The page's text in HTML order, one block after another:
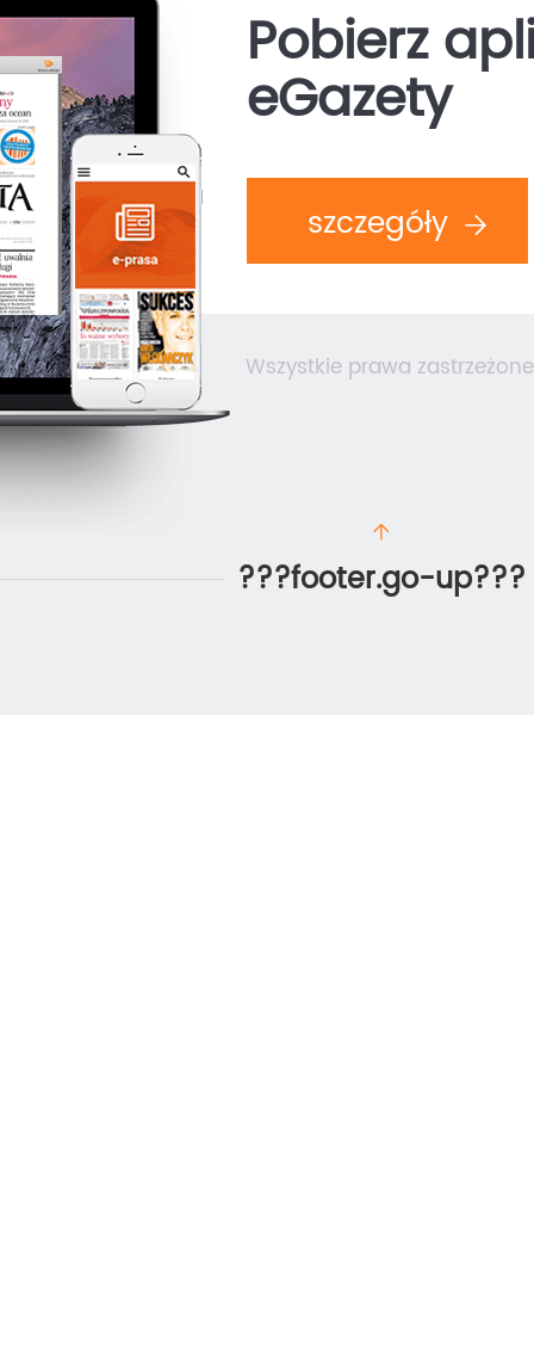
Pobierz
eGazety
szczegóły
Wszystkie prawa
???footer.go-up???